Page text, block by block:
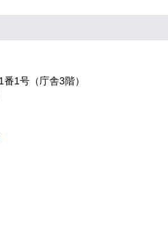
1号（庁舎3階）